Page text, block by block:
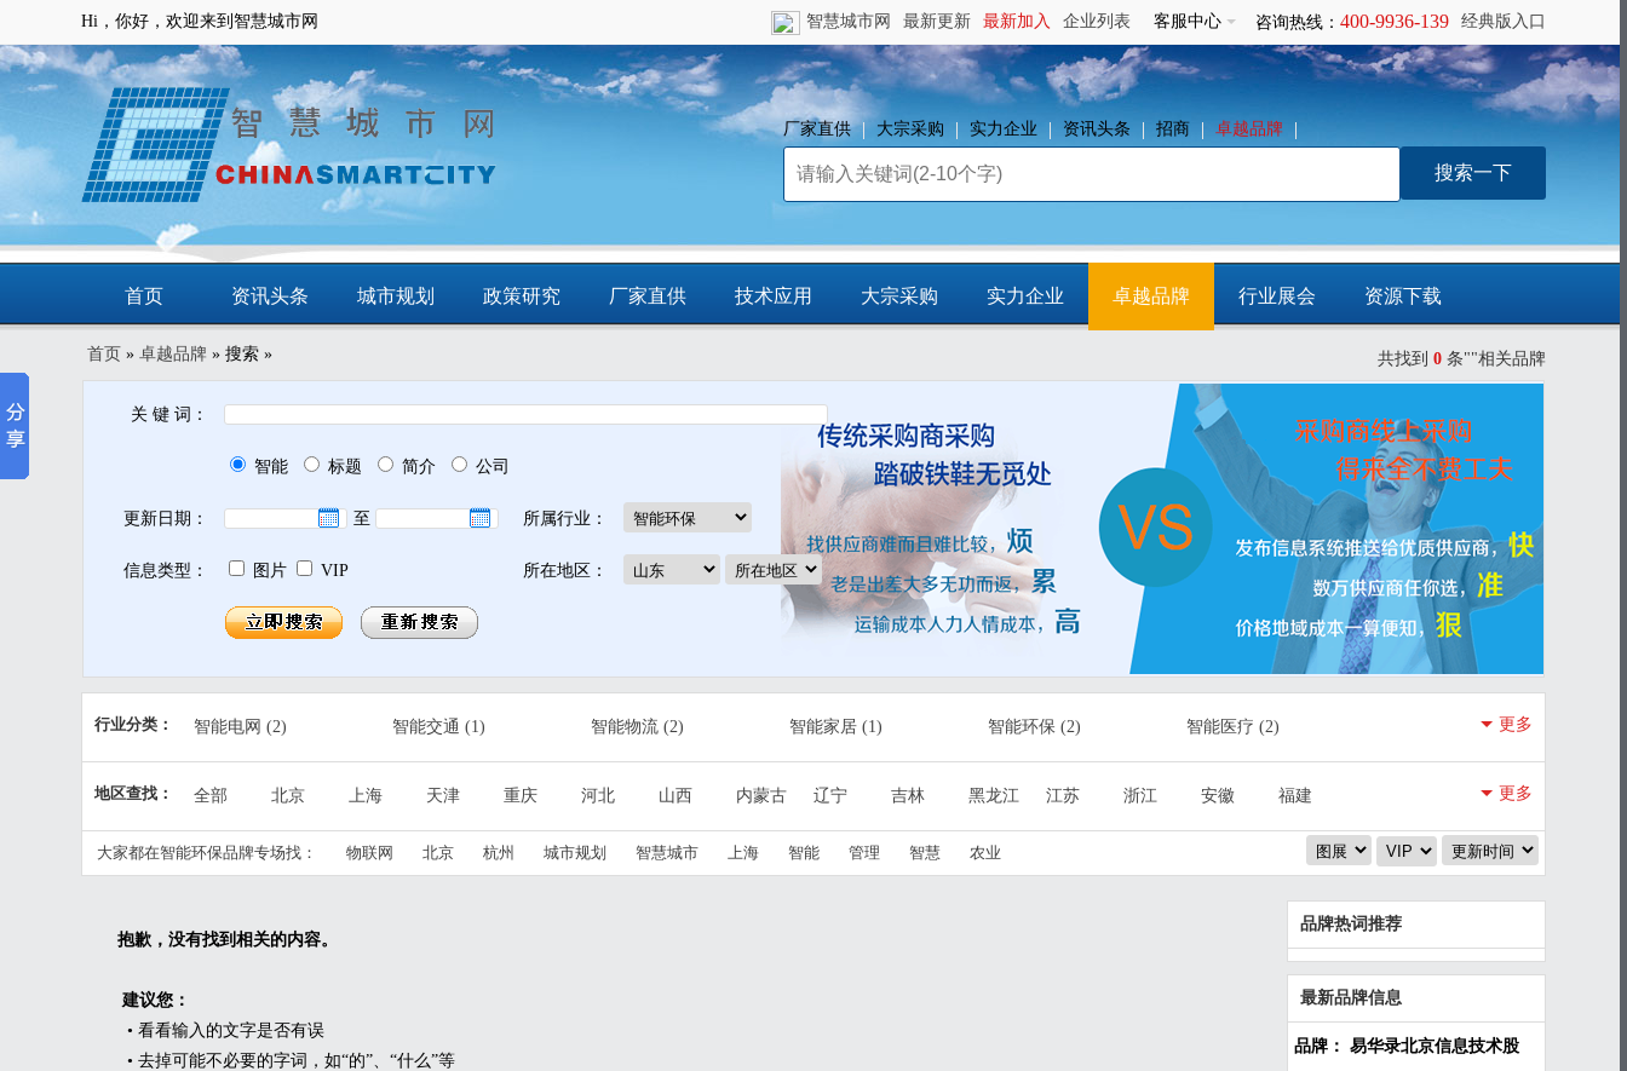
Hi，你好，欢迎来到智慧城市网 经典版入口
咨询热线： 400-9936-139
客服中心
企业列表
最新加入
最新更新
智慧城市网
厂家直供 大宗采购 实力企业 资讯头条 招商 卓越品牌
首页 资讯头条 城市规划 政策研究 厂家直供 技术应用 大宗采购 实力企业 卓越品牌 行业展会 资源下载
动态 智慧应用
业智库
免费发布信息
首页 » 卓越品牌 » 搜索 » 共找到 0 条""相关品牌
关 键 词：
智能 标题 简介 公司
更新日期： 至 所属行业：
信息类型： 图片 VIP 所在地区：
行业分类： 智能电网 (2) 智能交通 (1) 智能物流 (2) 智能家居 (1) 智能环保 (2) 智能医疗 (2)
精细农业(2) 公共安全(1) 智能工业(3) 云计算(2) 推荐厂商(2) 智慧政务(3)
智慧产业
(4) 智慧民生 城市基础设施 合作平台
更多
地区查找： 全部 北京 上海 天津 重庆 河北 山西 内蒙古 辽宁 吉林 黑龙江 江苏 浙江 安徽
福建
江西
山东 河南 湖北 湖南 广东 广西 海南 四川 贵州 云南 西藏 陕西 甘肃
青海
宁夏
新疆 台湾 香港 澳门
更多
大家都在智能环保品牌专场找： 物联网 北京 杭州 城市规划 智慧城市 上海 智能 管理 智慧 农业
抱歉，没有找到相关的内容。
建议您：
• 看看输入的文字是否有误
• 去掉可能不必要的字词，如“的”、“什么”等
品牌热词推荐
最新品牌信息
品牌： 易华录北京信息技术股